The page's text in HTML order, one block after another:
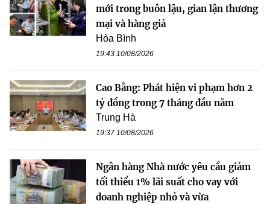
mới trong buôn lậu, gian lận thương
mại và hàng giả
Hòa Bình
19:43 10/08/2026
Cao Bằng: Phát hiện vi phạm hơn 2
tỷ đồng trong 7 tháng đầu năm
Trung Hà
19:37 10/08/2026
Ngân hàng Nhà nước yêu cầu giảm
tối thiểu 1% lãi suất cho vay với
doanh nghiệp nhỏ và vừa